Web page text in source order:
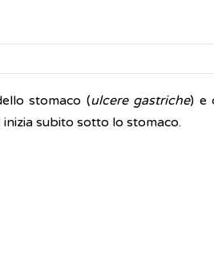
stomaco (ulcere gastriche) e
subito sotto lo stomaco.